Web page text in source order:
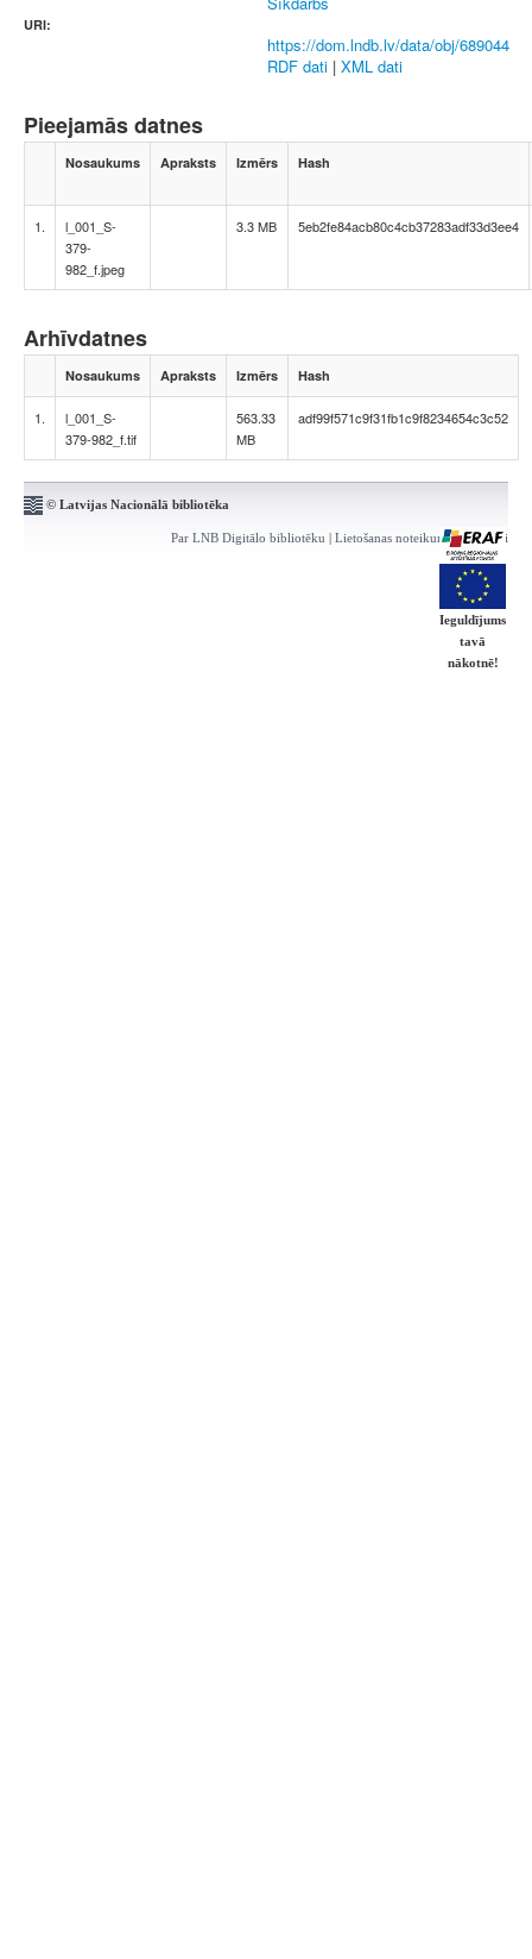
URI:
https://dom.lndb.lv/data/obj/689044
RDF dati | XML dati
Pieejamās datnes
Nosaukums Apraksts Izmērs Hash
1.
l_001_S-
379-
982_f.jpeg
3.3 MB 5eb2fe84acb80c4cb37283adf33d3ee4
Arhīvdatnes
Nosaukums Apraksts Izmērs Hash
1.
l_001_S-
379-982_f.tif
563.33
MB
adf99f571c9f31fb1c9f8234654c3c52
© Latvijas Nacionālā bibliotēka
Par LNB Digitālo bibliotēku | Lietošanas noteikumi | Kontakti
Ieguldījums
tavā
nākotnē!